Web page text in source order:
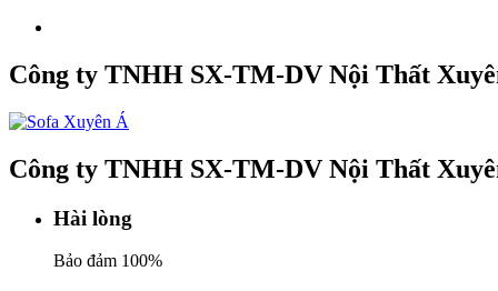
Công ty TNHH SX-TM-DV Nội Thất
Công ty TNHH SX-TM-DV Nội Thất
Hài lòng
Bảo đảm 100%